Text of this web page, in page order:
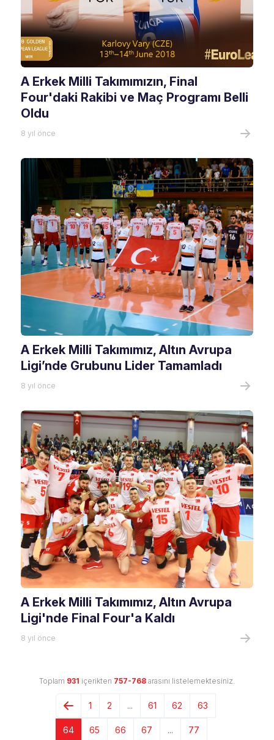
A Erkek Milli Takımımızın, Final
Four'daki Rakibi ve Maç Programı Belli
Oldu
8 yıl önce
A Erkek Milli Takımımız, Altın Avrupa
Ligi’nde Grubunu Lider Tamamladı
8 yıl önce
A Erkek Milli Takımımız, Altın Avrupa
Ligi'nde Final Four'a Kaldı
8 yıl önce
Toplam 931 içerikten 757-768 arasını listelemektesiniz.
1 2 ... 61 62 63
64 65 66 67 ... 77